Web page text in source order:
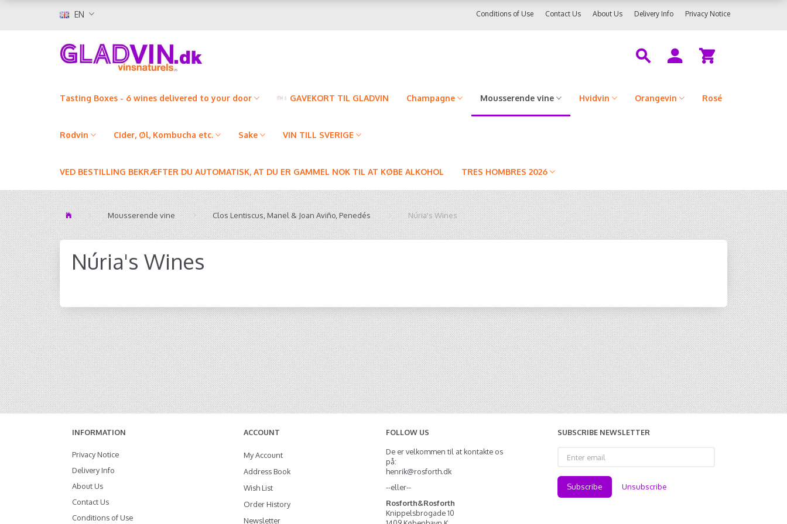
EN Privacy Notice
Delivery Info
About Us
Contact Us
Conditions of Use
Tasting Boxes - 6 wines delivered to your door GAVEKORT TIL GLADVIN Champagne Mousserende vine Hvidvin Orangevin Rosé
Rødvin Cider, Øl, Kombucha etc. Sake VIN TILL SVERIGE
VED BESTILLING BEKRÆFTER DU AUTOMATISK, AT DU ER GAMMEL NOK TIL AT KØBE ALKOHOL TRES HOMBRES 2026
Mousserende vine Clos Lentiscus, Manel & Joan Aviño, Penedés Núria's Wines
Núria's Wines
INFORMATION
Privacy Notice
Delivery Info
About Us
Contact Us
Conditions of Use
ACCOUNT
My Account
Address Book
Wish List
Order History
Newsletter
FOLLOW US
De er velkommen til at kontakte os
på:
henrik@rosforth.dk
--eller--
Rosforth&Rosforth
Knippelsbrogade 10
SUBSCRIBE NEWSLETTER
email
Subscribe Unsubscribe